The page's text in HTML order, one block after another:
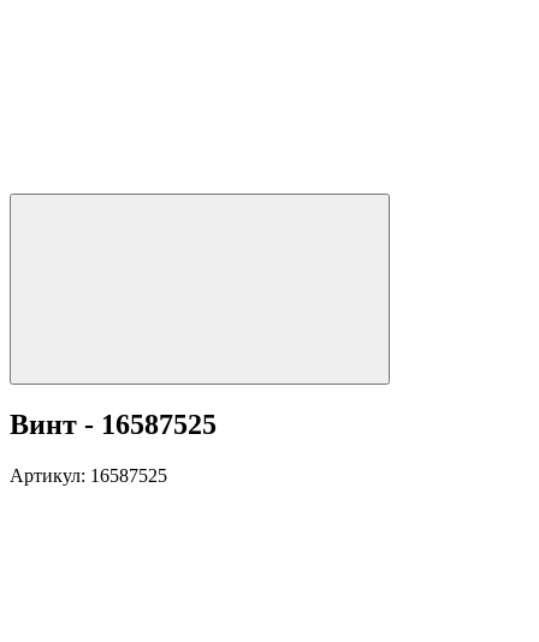
Винт - 16587525
Артикул: 16587525